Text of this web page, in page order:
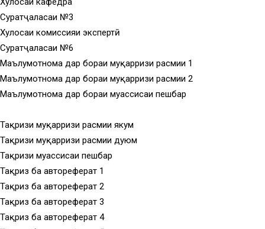
Суратҷаласаи №3
Хулосаи комиссияи экспертӣ
Суратҷаласаи №6
Маълумотнома дар бораи муқарризи расмии 1
Маълумотнома дар бораи муқарризи расмии 2
Маълумотнома дар бораи муассисаи пешбар
Тақризи муқарризи расмии якум
Тақризи муқарризи расмии дуюм
Тақризи муассисаи пешбар
Тақриз ба автореферат 1
Тақриз ба автореферат 2
Тақриз ба автореферат 3
Тақриз ба автореферат 4